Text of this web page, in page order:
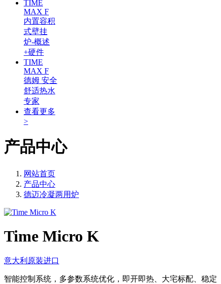
TIME
MAX F
内置容积
式壁挂
炉-概述
+硬件
TIME
MAX F
德姆 安全
舒适热水
专家
查看更多
>
产品中心
网站首页
产品中心
德迈冷凝两用炉
Time Micro K
意大利原装进口
智能控制系统，多参数系统优化，即开即热、大宅标配、稳定